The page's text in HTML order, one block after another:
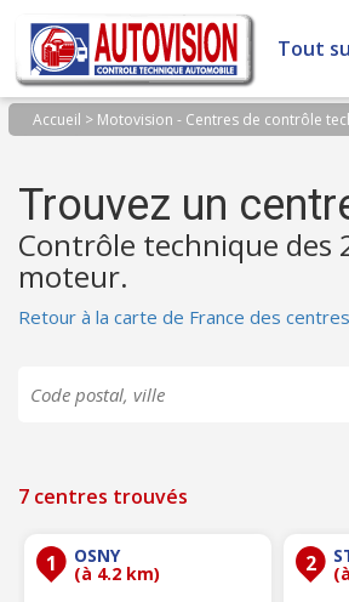
Panneau de gestion des cookies
Tout
Accueil > Motovision - Centres de contrôle
Trouvez un
Contrôle technique des
moteur.
Retour à la carte de France des
7 centres trouvés
1 OSNY
(à 4.2 km)
2